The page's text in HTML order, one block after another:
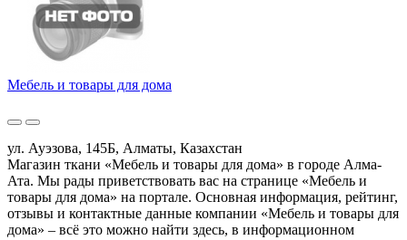
Мебель и товары для дома
ул. Ауэзова, 145Б, Алматы, Казахстан
Магазин ткани «Мебель и товары для дома» в городе Алма-
Ата. Мы рады приветствовать вас на странице «Мебель и
товары для дома» на портале. Основная информация, рейтинг,
отзывы и контактные данные компании «Мебель и товары для
дома» – всё это можно найти здесь, в информационном